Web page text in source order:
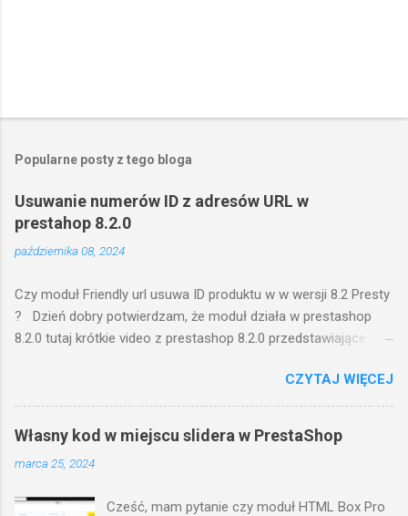
Popularne posty z tego bloga
Usuwanie numerów ID z adresów URL w
prestahop 8.2.0
października 08, 2024
Czy moduł Friendly url usuwa ID produktu w w wersji 8.2 Presty
? Dzień dobry potwierdzam, że moduł działa w prestashop
8.2.0 tutaj krótkie video z prestashop 8.2.0 przedstawiające
konfigurację wtyczki w zapleczu, następnie pokazuje front
gdzie adresy url do poszczególnych części sklepu są bez
numeracji ID. w razie pytań pozostaję do dyspozycji
pozdrawiam, miłosz
CZYTAJ WIĘCEJ
Własny kod w miejscu slidera w PrestaShop
marca 25, 2024
Cześć, mam pytanie czy moduł HTML Box Pro